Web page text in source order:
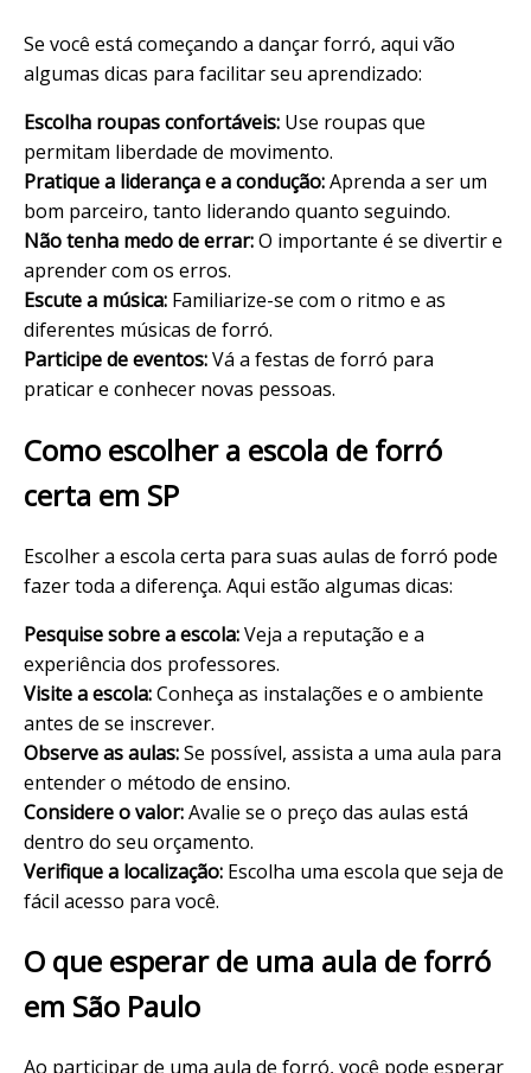
Se você está começando a dançar forró, aqui vão
algumas dicas para facilitar seu aprendizado:
Escolha roupas confortáveis: Use roupas que
permitam liberdade de movimento.
Pratique a liderança e a condução:Aprenda a ser um
bom parceiro, tanto liderando quanto seguindo.
Não tenha medo de errar:O importante é se divertir e
aprender com os erros.
Escute a música: Familiarize-se com o ritmo e as
diferentes músicas de forró.
Participe de eventos:Vá a festas de forró para
praticar e conhecer novas pessoas.
Como escolher a escola de forró
certa em SP
Escolher a escola certa para suas aulas de forró pode
fazer toda a diferença. Aqui estão algumas dicas:
Pesquise sobre a escola:Veja a reputação e a
experiência dos professores.
Visite a escola:Conheça as instalações e o ambiente
antes de se inscrever.
Observe as aulas:Se possível, assista a uma aula para
entender o método de ensino.
Considere o valor:Avalie se o preço das aulas está
dentro do seu orçamento.
Verifique a localização: Escolha uma escola que seja de
fácil acesso para você.
O que esperar de uma aula de forró
em São Paulo
Ao participar de uma aula de forró, você pode esperar